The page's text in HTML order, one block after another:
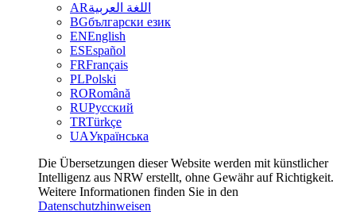
ARاللغة العربية
BGбългарски език
ENEnglish
ESEspañol
FRFrançais
PLPolski
RORomână
RUРусский
TRTürkçe
UAУкраїнська
Die Übersetzungen dieser Website werden mit künstlicher
Intelligenz aus NRW erstellt, ohne Gewähr auf Richtigkeit.
Weitere Informationen finden Sie in den
Datenschutzhinweisen